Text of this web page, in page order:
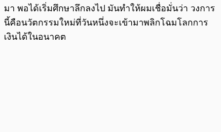
มา พอได้เริ่มศึกษาลึกลงไป มันทำให้ผมเชื่อมั่นว่า วงการ
นี้คือนวัตกรรมใหม่ที่วันหนึ่งจะเข้ามาพลิกโฉมโลกการ
เงินได้ในอนาคต